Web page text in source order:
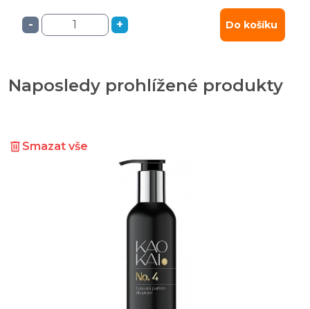
- + Do košíku
Naposledy prohlížené produkty
Smazat vše